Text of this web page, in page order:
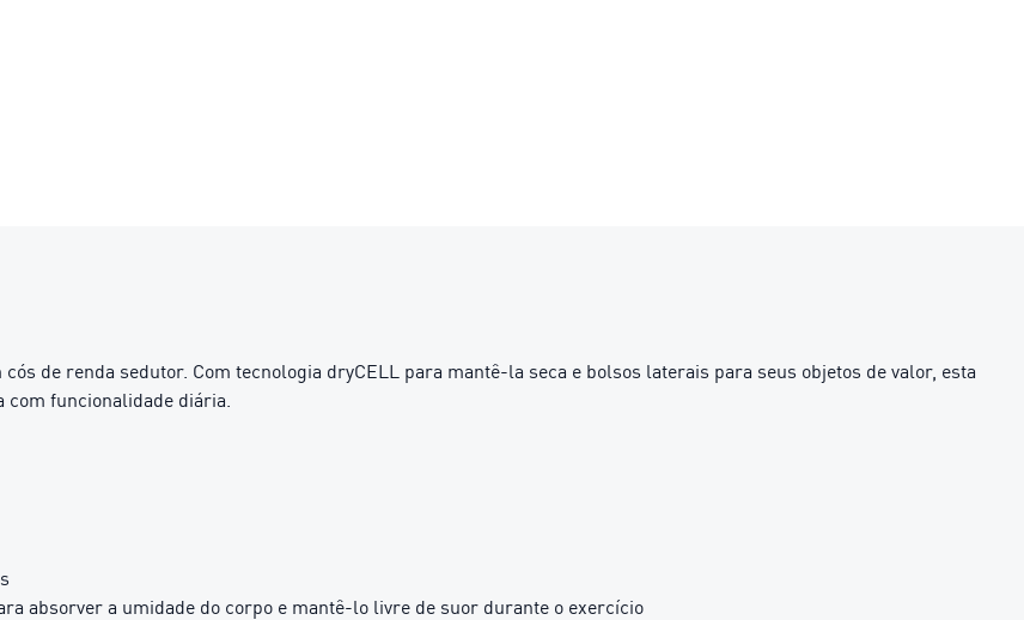
de renda sedutor. Com tecnologia dryCELL para mantê-la seca e bolsos laterais para seus objetos de valor, esta
com funcionalidade diária.
absorver a umidade do corpo e mantê-lo livre de suor durante o exercício